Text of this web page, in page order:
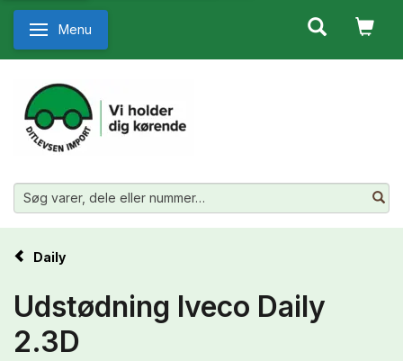
Skifte navigation
Menu
Daily
Udstødning Iveco Daily
2.3D